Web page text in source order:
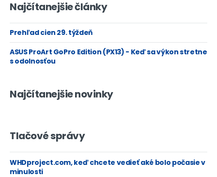
Najčítanejšie články
Prehľad cien 29. týždeň
ASUS ProArt GoPro Edition (PX13) - Keď sa výkon stretne
s odolnosťou
Najčítanejšie novinky
Tlačové správy
WHDproject.com, keď chcete vedieť aké bolo počasie v
minulosti